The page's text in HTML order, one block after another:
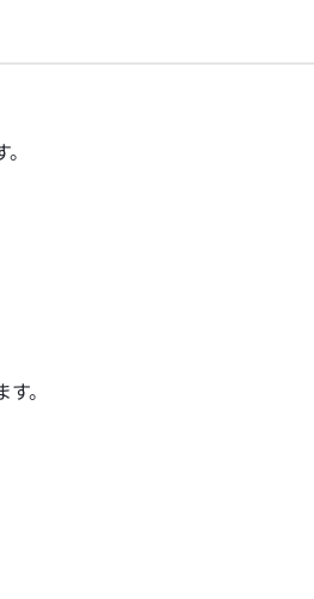
。